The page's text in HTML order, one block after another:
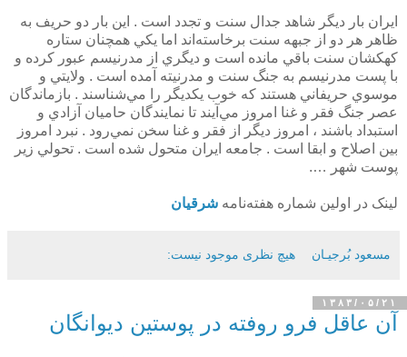
ايران بار ديگر شاهد جدال سنت و تجدد است . اين بار دو حريف به
ظاهر هر دو از جبهه سنت برخاسته‌اند اما يكي همچنان ستاره
كهكشان سنت باقي مانده است و ديگري از مدرنيسم عبور كرده و
با پست مدرنيسم به جنگ سنت و مدرنيته آمده است . ولايتي و
موسوي حريفاني هستند كه خوب يكديگر را مي‌شناسند . بازماندگان
عصر جنگ فقر و غنا امروز مي‌آيند تا نمايندگان حاميان آزادي و
استبداد باشند ، امروز ديگر از فقر و غنا سخن نمي‌رود . نبرد امروز
بين اصلاح و ابقا است . جامعه ايران متحول شده است . تحولي زير
پوست شهر ….
لينک در اولين شماره هفته‌نامه شرقيان
مسعود بُرجيـان هیچ نظری موجود نیست:
۱۳۸۳/۰۵/۲۱
آن عاقل فرو روفته در پوستين ديوانگان